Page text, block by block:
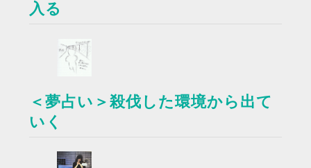
入る
＜夢占い＞殺伐した環境から出て
いく